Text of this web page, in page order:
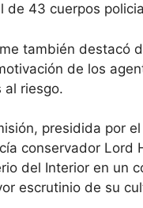
de 43 cuerpos
también destacó
de los
al riesgo.
presidida por
conservador Lord
del Interior en un
escrutinio de su